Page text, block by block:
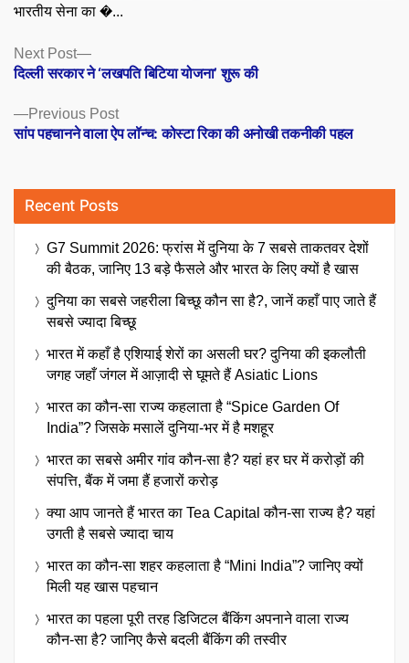
भारतीय सेना का �...
Posts
navigation
Previous PostPrevious
post:
सांप पहचानने वाला ऐप लॉन्च: कोस्टा रिका की अनोखी तकनीकी पहल
Next Post
Next
post:
दिल्ली सरकार ने ‘लखपति बिटिया योजना’ शुरू की
Recent Posts
G7 Summit 2026: फ्रांस में दुनिया के 7 सबसे ताकतवर देशों
की बैठक, जानिए 13 बड़े फैसले और भारत के लिए क्यों है खास
दुनिया का सबसे जहरीला बिच्छू कौन सा है?, जानें कहाँ पाए जाते हैं
सबसे ज्यादा बिच्छू
भारत में कहाँ है एशियाई शेरों का असली घर? दुनिया की इकलौती
जगह जहाँ जंगल में आज़ादी से घूमते हैं Asiatic Lions
भारत का कौन-सा राज्य कहलाता है “Spice Garden Of
India”? जिसके मसालें दुनिया-भर में है मशहूर
भारत का सबसे अमीर गांव कौन-सा है? यहां हर घर में करोड़ों की
संपत्ति, बैंक में जमा हैं हजारों करोड़
क्या आप जानते हैं भारत का Tea Capital कौन-सा राज्य है? यहां
उगती है सबसे ज्यादा चाय
भारत का कौन-सा शहर कहलाता है “Mini India”? जानिए क्यों
मिली यह खास पहचान
भारत का पहला पूरी तरह डिजिटल बैंकिंग अपनाने वाला राज्य
कौन-सा है? जानिए कैसे बदली बैंकिंग की तस्वीर